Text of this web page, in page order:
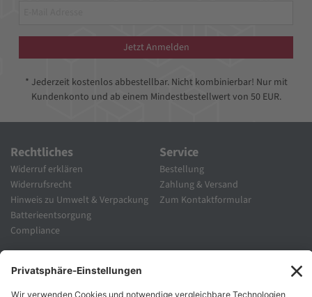
Jetzt Anmelden
* Jederzeit kostenlos abbestellbar. Nicht kombinierbar! Nur mit
Kundenkonto und ab einem Mindestbestellwert von 50 EUR.
Rechtliches
Widerruf erklären
Widerrufsrecht
Hinweis zu Umwelt & Verpackung
Batterieentsorgung
Compliance
Service
Bestellung
Zahlung & Versand
Zum Kontaktformular